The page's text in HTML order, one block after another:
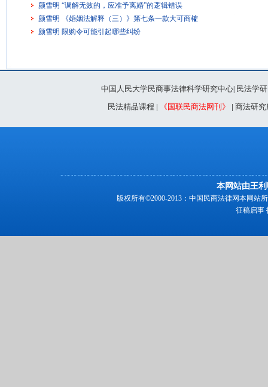
颜雪明 “调解无效的，应准予离婚”的逻辑错误
颜雪明 《婚姻法解释（三）》第七条一款大可商榷
颜雪明 限购令可能引起哪些纠纷
中国人民大学民商事法律科学研究中心| 民法学
民法精品课程 | 《国联民商法网刊》 | 商法研究
本网站由王
版权所有©2000-2013：中国民商法律网本网站
征稿启事